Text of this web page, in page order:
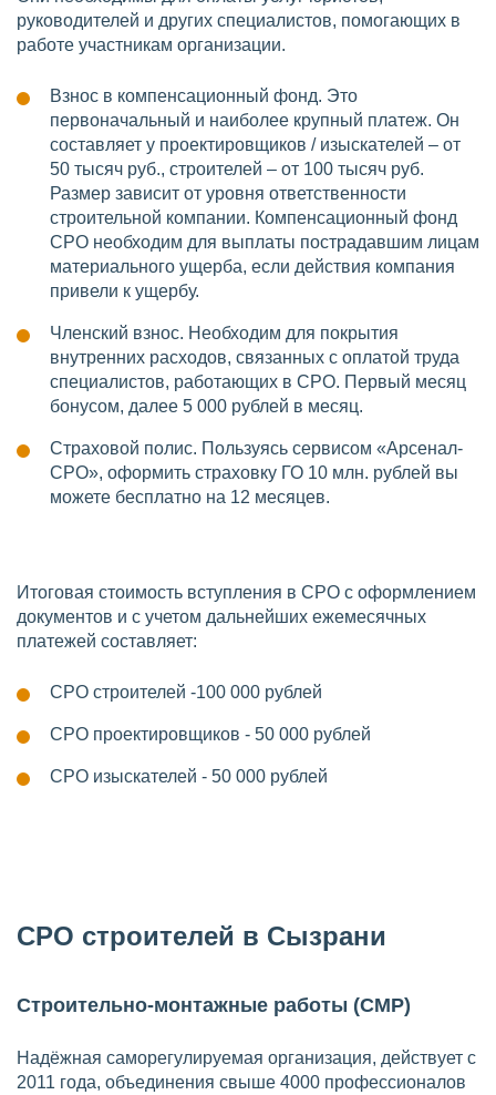
руководителей и других специалистов, помогающих в
работе участникам организации.
Взнос в компенсационный фонд. Это
первоначальный и наиболее крупный платеж. Он
составляет у проектировщиков / изыскателей – от
50 тысяч руб., строителей – от 100 тысяч руб.
Размер зависит от уровня ответственности
строительной компании. Компенсационный фонд
СРО необходим для выплаты пострадавшим лицам
материального ущерба, если действия компания
привели к ущербу.
Членский взнос. Необходим для покрытия
внутренних расходов, связанных с оплатой труда
специалистов, работающих в СРО. Первый месяц
бонусом, далее 5 000 рублей в месяц.
Страховой полис. Пользуясь сервисом «Арсенал-
СРО», оформить страховку ГО 10 млн. рублей вы
можете бесплатно на 12 месяцев.
Итоговая стоимость вступления в СРО с оформлением
документов и с учетом дальнейших ежемесячных
платежей составляет:
СРО строителей -100 000 рублей
СРО проектировщиков - 50 000 рублей
СРО изыскателей - 50 000 рублей
СРО строителей в Сызрани
Строительно-монтажные работы (СМР)
Надёжная саморегулируемая организация, действует с
2011 года, объединения свыше 4000 профессионалов